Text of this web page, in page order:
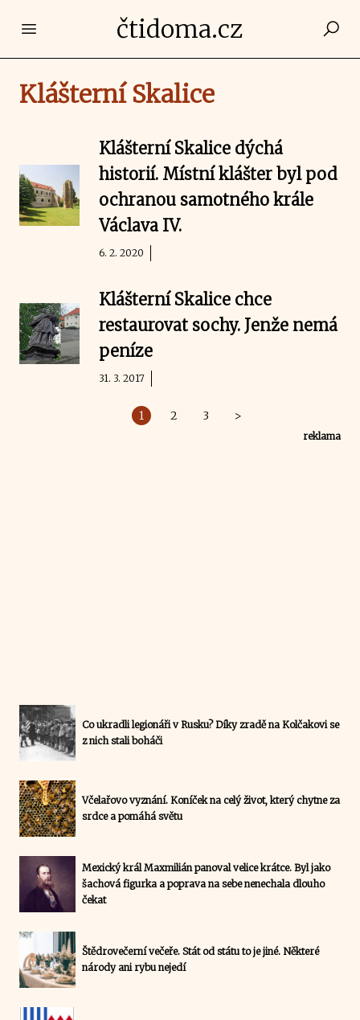
Open main menučtidoma.cz
Klášterní Skalice
Klášterní Skalice dýchá
historií. Místní klášter byl pod
ochranou samotného krále
Václava IV.
6. 2. 2020
Klášterní Skalice chce
restaurovat sochy. Jenže nemá
peníze
31. 3. 2017
1 2 3 >
reklama
Co ukradli legionáři v Rusku? Díky zradě na Kolčakovi se
z nich stali boháči
Včelařovo vyznání. Koníček na celý život, který chytne za
srdce a pomáhá světu
Mexický král Maxmilián panoval velice krátce. Byl jako
šachová figurka a poprava na sebe nenechala dlouho
čekat
Štědrovečerní večeře. Stát od státu to je jiné. Některé
národy ani rybu nejedí